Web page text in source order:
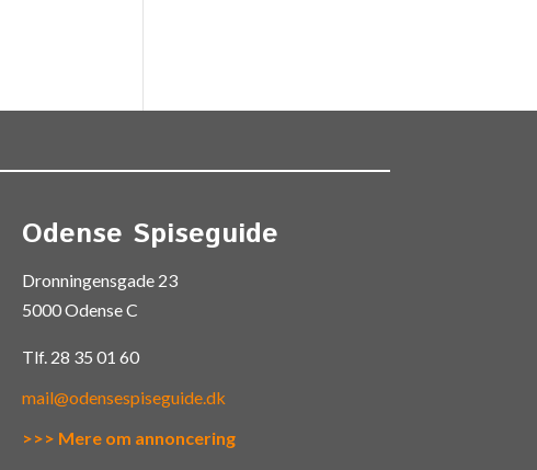
Odense Spiseguide
Dronningensgade 23
5000 Odense C
Tlf. 28 35 01 60
mail@odensespiseguide.dk
>>> Mere om annoncering